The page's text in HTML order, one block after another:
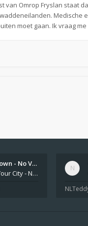
van Omrop Fryslan staat
Medische
moet gaan. Ik vraag
Womans In Your Town - No Veri…
Private Girls From Your City - No Selfie - Anonymous Adult Dating https://privatedates.live Private Girls In Your